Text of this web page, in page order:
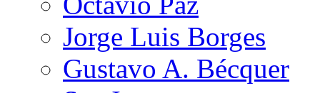
Jorge Luis Borges
Gustavo A. Bécquer